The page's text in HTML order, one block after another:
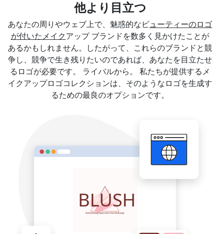
他より目立つ
あなたの周りやウェブ上で、魅惑的なビ ューティーのロゴ
が付いたメイク アップ ブランドを数多く見かけたことが
あるかもしれません。したがって、これらのブランドと競
争し、競争で生き残りたいのであれば、あなたを目立たせ
るロゴが必要です。 ライバルから。 私たちが提供するメ
イクアップロゴコレクションは、そのようなロゴを生成す
るための最良のオプションです。